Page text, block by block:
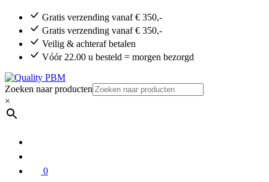
Gratis verzending vanaf € 350,-
Gratis verzending vanaf € 350,-
Veilig & achteraf betalen
Vóór 22.00 u besteld = morgen bezorgd
Zoeken naar producten
×
0